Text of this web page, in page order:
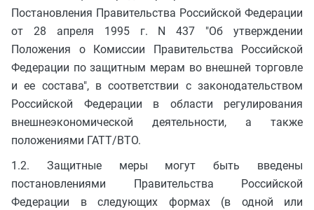
Постановления Правительства Российской Федерации
от 28 апреля 1995 г. N 437 "Об утверждении
Положения о Комиссии Правительства Российской
Федерации по защитным мерам во внешней торговле
и ее состава", в соответствии с законодательством
Российской Федерации в области регулирования
внешнеэкономической деятельности, а также
положениями ГАТТ/ВТО.
1.2. Защитные меры могут быть введены
постановлениями Правительства Российской
Федерации в следующих формах (в одной или